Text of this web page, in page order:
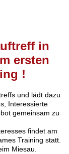
in
ersten
!
und lädt dazu
Interessierte
gemeinsam zu
findet am
Training statt.
Miesau.